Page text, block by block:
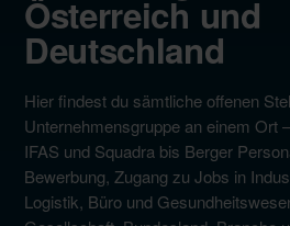
Österreich und
Deutschland
Hier findest du sämtliche offenen
Unternehmensgruppe an einem Ort
IFAS und Squadra bis Berger
Bewerbung, Zugang zu Jobs in
Logistik, Büro und